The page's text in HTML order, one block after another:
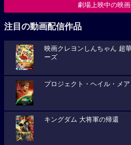
劇場上映中の映
注目の動画配信作品
映画クレヨンしんちゃん 超
ーズ
プロジェクト・ヘイル・メア
キングダム 大将軍の帰還